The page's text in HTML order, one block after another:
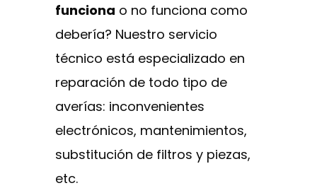
funciona o no funciona como
debería? Nuestro servicio
técnico está especializado en
reparación de todo tipo de
averías: inconvenientes
electrónicos, mantenimientos,
substitución de filtros y piezas,
etc.